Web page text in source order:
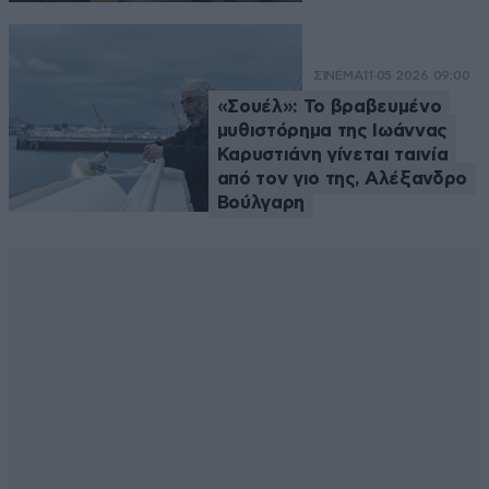
ΣΙΝΕΜΑ 11·05·2026 09:00
«Σουέλ»: Το βραβευμένο
μυθιστόρημα της Ιωάννας
Καρυστιάνη γίνεται ταινία
από τον γιο της, Αλέξανδρο
Βούλγαρη